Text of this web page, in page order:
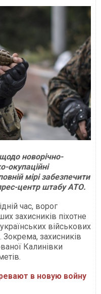
новорічно-
окупаційні
мірі забезпечити
центр штабу АТО.
час, ворог
захисників піхотне
військових
Зокрема, захисників
Калинівки
в новую войну